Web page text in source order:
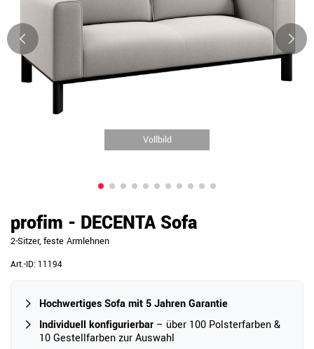
Vollbild
profim - DECENTA Sofa
2-Sitzer, feste Armlehnen
Art.-ID: 11194
Hochwertiges Sofa mit 5 Jahren Garantie
Individuell konfigurierbar – über 100 Polsterfarben &
10 Gestellfarben zur Auswahl